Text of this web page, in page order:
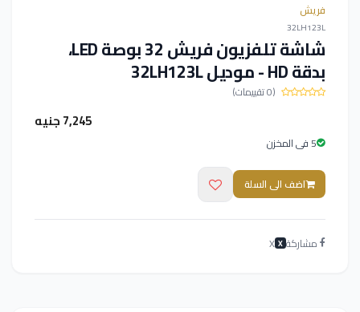
فريش
32LH123L
شاشة تلفزيون فريش 32 بوصة LED،
بدقة HD - موديل 32LH123L
(0 تقييمات)
7,245 جنيه
5 فى المخزن
اضف الى السلة
مشاركة X
X